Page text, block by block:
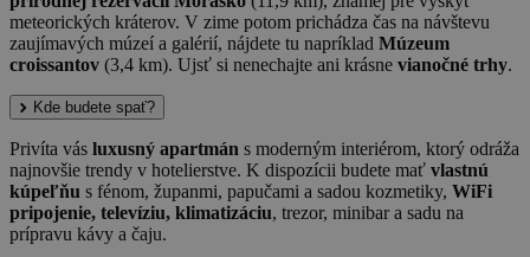
meteorických kráterov. V zime potom prichádza čas na návštevu
zaujímavých múzeí a galérií, nájdete tu napríklad Múzeum
croissantov (3,4 km). Ujsť si nenechajte ani krásne vianočné trhy.
Kde budete spať?
Privíta vás luxusný apartmán s moderným interiérom, ktorý odráža
najnovšie trendy v hotelierstve. K dispozícii budete mať vlastnú
kúpeľňu s fénom, županmi, papučami a sadou kozmetiky, WiFi
pripojenie, televíziu, klimatizáciu, trezor, minibar a sadu na
prípravu kávy a čaju.